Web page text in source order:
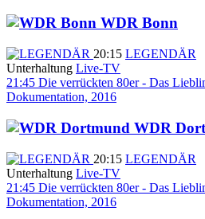
WDR Bonn
20:15 LEGENDÄR
Unterhaltung Live-TV
21:45 Die verrückten 80er - Das
Dokumentation, 2016
WDR
20:15 LEGENDÄR
Unterhaltung Live-TV
21:45 Die verrückten 80er - Das
Dokumentation, 2016